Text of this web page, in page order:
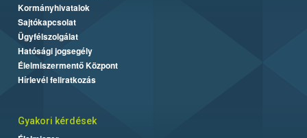
Kormányhivatalok
Sajtókapcsolat
Ügyfélszolgálat
Hatósági jogsegély
Élelmiszermentő Központ
Hírlevél feliratkozás
Gyakori kérdések